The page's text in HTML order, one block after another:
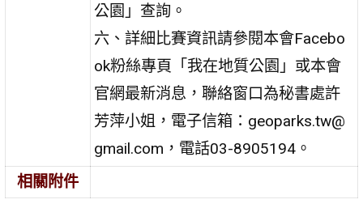
公園」查詢。
六、詳細比賽資訊請參閱本會Facebo
ok粉絲專頁「我在地質公園」或本會
官網最新消息，聯絡窗口為秘書處許
芳萍小姐，電子信箱：geoparks.tw@
gmail.com，電話03-8905194。
相關附件